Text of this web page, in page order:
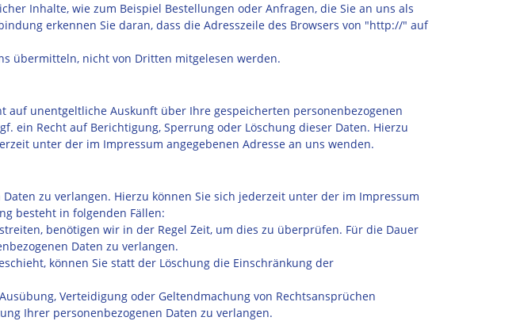
Inhalte, wie zum Beispiel Bestellungen oder Anfragen, die Sie an uns als
erkennen Sie daran, dass die Adresszeile des Browsers von "http://" auf
übermitteln, nicht von Dritten mitgelesen werden.
auf unentgeltliche Auskunft über Ihre gespeicherten personenbezogenen
ein Recht auf Berichtigung, Sperrung oder Löschung dieser Daten. Hierzu
unter der im Impressum angegebenen Adresse an uns wenden.
zu verlangen. Hierzu können Sie sich jederzeit unter der im Impressum
besteht in folgenden Fällen:
benötigen wir in der Regel Zeit, um dies zu überprüfen. Für die Dauer
Daten zu verlangen.
können Sie statt der Löschung die Einschränkung der
Verteidigung oder Geltendmachung von Rechtsansprüchen
Ihrer personenbezogenen Daten zu verlangen.